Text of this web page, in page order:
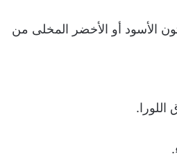
الأسود أو الأخضر المخلى من